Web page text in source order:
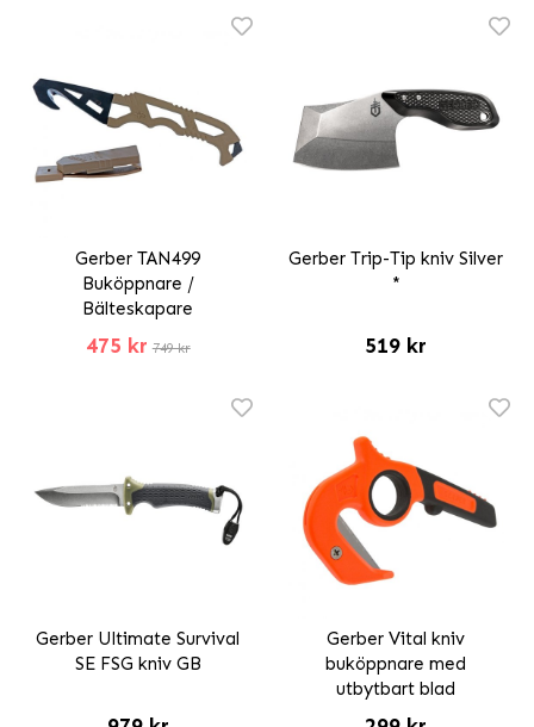
Gerber TAN499
Buköppnare /
Bälteskapare
475 kr 749 kr
Gerber Trip-Tip kniv Silver
*
519 kr
Gerber Ultimate Survival
SE FSG kniv GB
Gerber Vital kniv
buköppnare med
utbytbart blad